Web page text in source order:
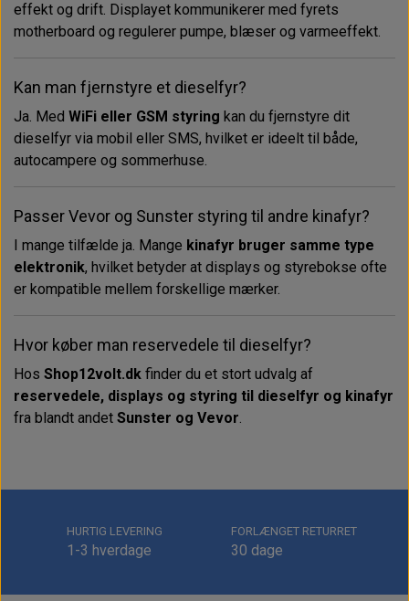
effekt og drift. Displayet kommunikerer med fyrets
motherboard og regulerer pumpe, blæser og varmeeffekt.
Kan man fjernstyre et dieselfyr?
Ja. Med WiFi eller GSM styring kan du fjernstyre dit
dieselfyr via mobil eller SMS, hvilket er ideelt til både,
autocampere og sommerhuse.
Passer Vevor og Sunster styring til andre kinafyr?
I mange tilfælde ja. Mange kinafyr bruger samme type
elektronik, hvilket betyder at displays og styrebokse ofte
er kompatible mellem forskellige mærker.
Hvor køber man reservedele til dieselfyr?
Hos Shop12volt.dk finder du et stort udvalg af
reservedele, displays og styring til dieselfyr og kinafyr
fra blandt andet Sunster og Vevor.
HURTIG LEVERING
1-3 hverdage
FORLÆNGET RETURRET
30 dage